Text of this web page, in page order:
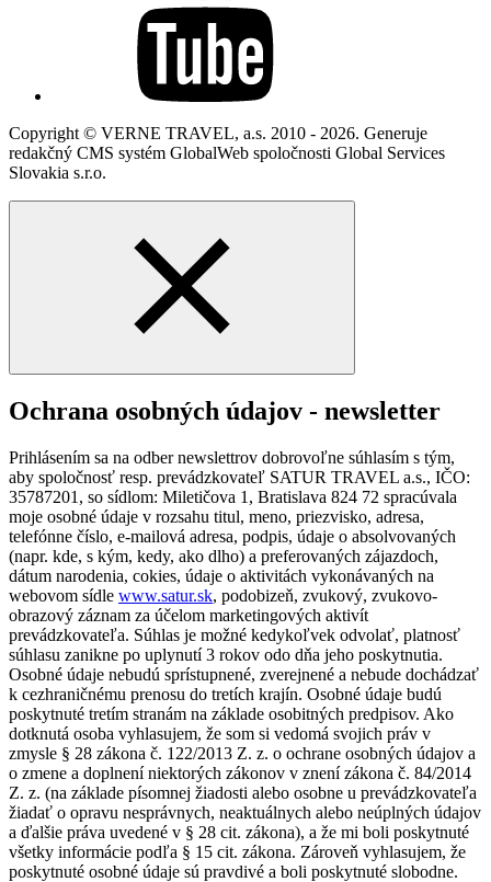
Copyright © VERNE TRAVEL, a.s. 2010 - 2026. Generuje
redakčný CMS systém GlobalWeb spoločnosti Global Services
Slovakia s.r.o.
Ochrana osobných údajov - newsletter
Prihlásením sa na odber newslettrov dobrovoľne súhlasím s tým,
aby spoločnosť resp. prevádzkovateľ SATUR TRAVEL a.s., IČO:
35787201, so sídlom: Miletičova 1, Bratislava 824 72 spracúvala
moje osobné údaje v rozsahu titul, meno, priezvisko, adresa,
telefónne číslo, e-mailová adresa, podpis, údaje o absolvovaných
(napr. kde, s kým, kedy, ako dlho) a preferovaných zájazdoch,
dátum narodenia, cokies, údaje o aktivitách vykonávaných na
webovom sídle www.satur.sk, podobizeň, zvukový, zvukovo-
obrazový záznam za účelom marketingových aktivít
prevádzkovateľa. Súhlas je možné kedykoľvek odvolať, platnosť
súhlasu zanikne po uplynutí 3 rokov odo dňa jeho poskytnutia.
Osobné údaje nebudú sprístupnené, zverejnené a nebude dochádzať
k cezhraničnému prenosu do tretích krajín. Osobné údaje budú
poskytnuté tretím stranám na základe osobitných predpisov. Ako
dotknutá osoba vyhlasujem, že som si vedomá svojich práv v
zmysle § 28 zákona č. 122/2013 Z. z. o ochrane osobných údajov a
o zmene a doplnení niektorých zákonov v znení zákona č. 84/2014
Z. z. (na základe písomnej žiadosti alebo osobne u prevádzkovateľa
žiadať o opravu nesprávnych, neaktuálnych alebo neúplných údajov
a ďalšie práva uvedené v § 28 cit. zákona), a že mi boli poskytnuté
všetky informácie podľa § 15 cit. zákona. Zároveň vyhlasujem, že
poskytnuté osobné údaje sú pravdivé a boli poskytnuté slobodne.